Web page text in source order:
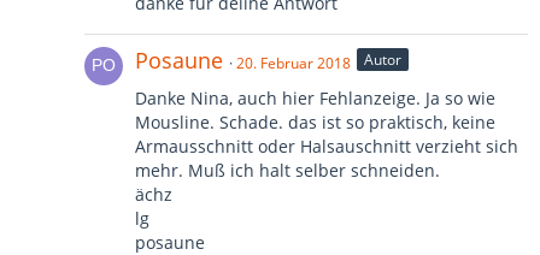
Posaune 20. Februar 2018 Autor
Danke Nina, auch hier Fehlanzeige. Ja so wie
Mousline. Schade. das ist so praktisch, keine
Armausschnitt oder Halsauschnitt verzieht sich
mehr. Muß ich halt selber schneiden.
ächz
lg
posaune